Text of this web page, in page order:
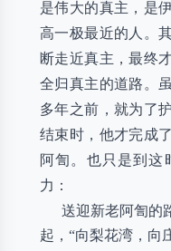
是伟大的真主，是
高一极最近的人。
断走近真主，最终
全归真主的道路。
多年之前，就为了
结束时，他才完成
阿訇。也只是到这
力：
送迎新老阿訇的
起，“向梨花湾，向